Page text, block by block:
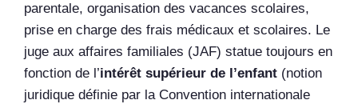
parentale, organisation des vacances scolaires,
prise en charge des frais médicaux et scolaires. Le
juge aux affaires familiales (JAF) statue toujours en
fonction de l’intérêt supérieur de l’enfant (notion
juridique définie par la Convention internationale